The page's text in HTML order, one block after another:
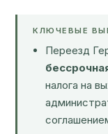
КЛЮЧЕВЫЕ
Переезд
налога на